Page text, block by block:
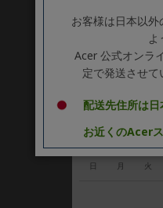
Stay
営業
＜
日 月 火
お客様は日本以
よ
Acer 公式オンラ
定で発送させて
配送先住所は
お近くのAcer